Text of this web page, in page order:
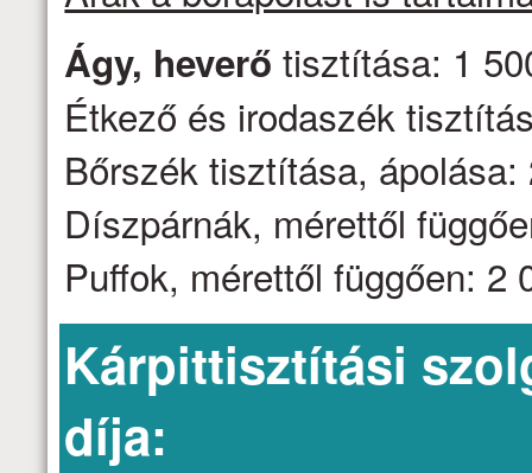
Ágy, heverő tisztítása: 1
Étkező és irodaszék
Bőrszék tisztítása,
Díszpárnák, mérettől
Puffok, mérettől függően: 2
Kárpittisztítási
díja: